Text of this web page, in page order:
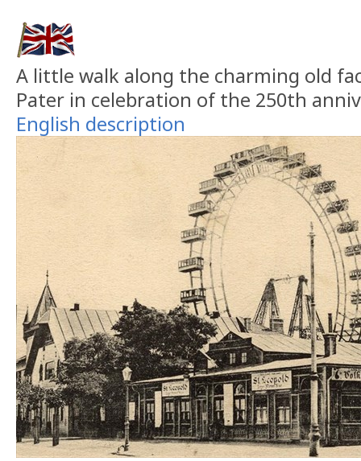
A little walk along the charming old
Pater in celebration of the 250th
English description